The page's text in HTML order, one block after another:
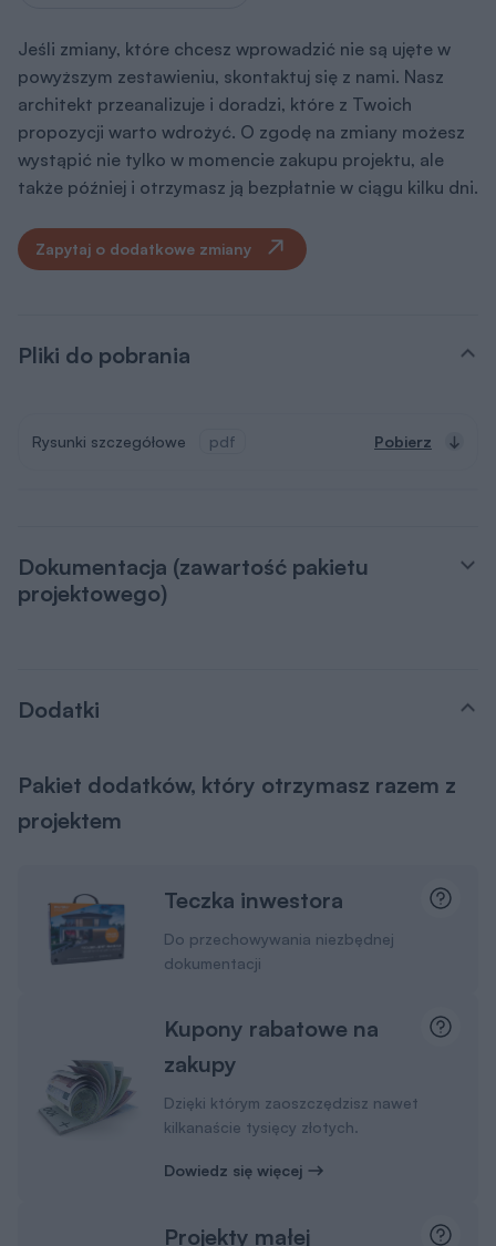
Jeśli zmiany, które chcesz wprowadzić nie są ujęte w
powyższym zestawieniu, skontaktuj się z nami. Nasz
architekt przeanalizuje i doradzi, które z Twoich
propozycji warto wdrożyć. O zgodę na zmiany możesz
wystąpić nie tylko w momencie zakupu projektu, ale
także później i otrzymasz ją bezpłatnie w ciągu kilku dni.
Zapytaj o dodatkowe zmiany
Pliki do pobrania
Rysunki szczegółowe pdf Pobierz
Dokumentacja (zawartość pakietu
projektowego)
Dodatki
Pakiet dodatków, który otrzymasz razem z
projektem
Teczka inwestora
Do przechowywania niezbędnej
dokumentacji
Kupony rabatowe na
zakupy
Dzięki którym zaoszczędzisz nawet
kilkanaście tysięcy złotych.
Dowiedz się więcej
Projekty małej